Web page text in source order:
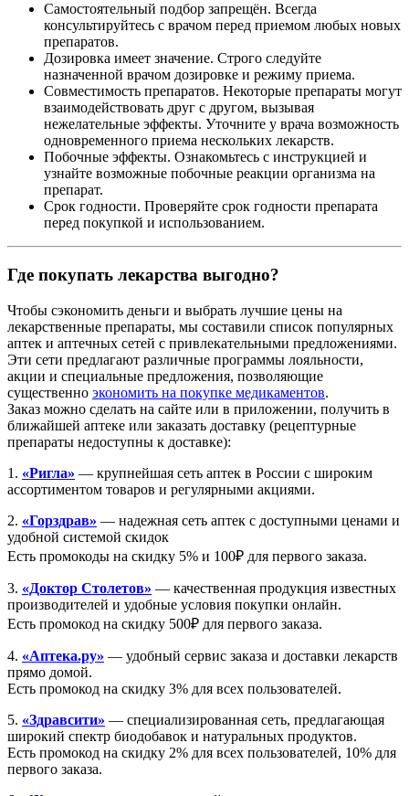
Самостоятельный подбор запрещён. Всегда
консультируйтесь с врачом перед приемом любых новых
препаратов.
Дозировка имеет значение. Строго следуйте
назначенной врачом дозировке и режиму приема.
Совместимость препаратов. Некоторые препараты могут
взаимодействовать друг с другом, вызывая
нежелательные эффекты. Уточните у врача возможность
одновременного приема нескольких лекарств.
Побочные эффекты. Ознакомьтесь с инструкцией и
узнайте возможные побочные реакции организма на
препарат.
Срок годности. Проверяйте срок годности препарата
перед покупкой и использованием.
Где покупать лекарства выгодно?
Чтобы сэкономить деньги и выбрать лучшие цены на
лекарственные препараты, мы составили список популярных
аптек и аптечных сетей с привлекательными предложениями.
Эти сети предлагают различные программы лояльности,
акции и специальные предложения, позволяющие
существенно экономить на покупке медикаментов.
Заказ можно сделать на сайте или в приложении, получить в
ближайшей аптеке или заказать доставку (рецептурные
препараты недоступны к доставке):
1. «Ригла» — крупнейшая сеть аптек в России с широким
ассортиментом товаров и регулярными акциями.
2. «Горздрав» — надежная сеть аптек с доступными ценами и
удобной системой скидок
Есть промокоды на скидку 5% и 100₽ для первого заказа.
3. «Доктор Столетов» — качественная продукция известных
производителей и удобные условия покупки онлайн.
Есть промокод на скидку 500₽ для первого заказа.
4. «Аптека.ру» — удобный сервис заказа и доставки лекарств
прямо домой.
Есть промокод на скидку 3% для всех пользователей.
5. «Здравсити» — специализированная сеть, предлагающая
широкий спектр биодобавок и натуральных продуктов.
Есть промокод на скидку 2% для всех пользователей, 10% для
первого заказа.